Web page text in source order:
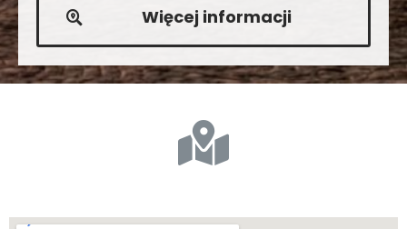
Więcej informacji